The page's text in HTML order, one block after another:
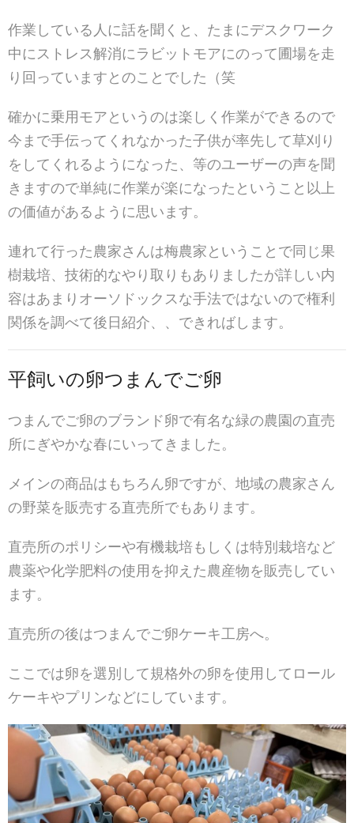
作業している人に話を聞くと、たまにデスクワーク
中にストレス解消にラビットモアにのって圃場を走
り回っていますとのことでした（笑
確かに乗用モアというのは楽しく作業ができるので
今まで手伝ってくれなかった子供が率先して草刈り
をしてくれるようになった、等のユーザーの声を聞
きますので単純に作業が楽になったということ以上
の価値があるように思います。
連れて行った農家さんは梅農家ということで同じ果
樹栽培、技術的なやり取りもありましたが詳しい内
容はあまりオーソドックスな手法ではないので権利
関係を調べて後日紹介、、できればします。
平飼いの卵つまんでご卵
つまんでご卵のブランド卵で有名な緑の農園の直売
所にぎやかな春にいってきました。
メインの商品はもちろん卵ですが、地域の農家さん
の野菜を販売する直売所でもあります。
直売所のポリシーや有機栽培もしくは特別栽培など
農薬や化学肥料の使用を抑えた農産物を販売してい
ます。
直売所の後はつまんでご卵ケーキ工房へ。
ここでは卵を選別して規格外の卵を使用してロール
ケーキやプリンなどにしています。